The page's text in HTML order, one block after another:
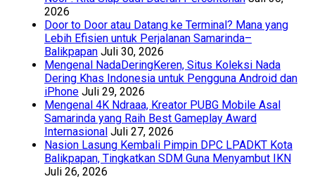
2026
Door to Door atau Datang ke Terminal? Mana yang
Lebih Efisien untuk Perjalanan Samarinda–
Balikpapan Juli 30, 2026
Mengenal NadaDeringKeren, Situs Koleksi Nada
Dering Khas Indonesia untuk Pengguna Android dan
iPhone Juli 29, 2026
Mengenal 4K Ndraaa, Kreator PUBG Mobile Asal
Samarinda yang Raih Best Gameplay Award
Internasional Juli 27, 2026
Nasion Lasung Kembali Pimpin DPC LPADKT Kota
Balikpapan, Tingkatkan SDM Guna Menyambut IKN
Juli 26, 2026